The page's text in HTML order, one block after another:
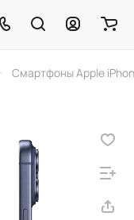
Смартфоны Apple